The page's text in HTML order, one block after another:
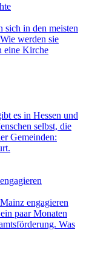
in den meisten
werden sie
eine Kirche
es in Hessen und
selbst, die
Gemeinden:
engagieren
paar Monaten
Was